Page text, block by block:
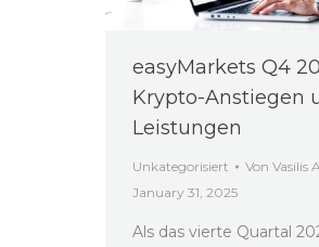
easyMarkets Q4
Krypto-Anstiegen
Leistungen
Unkategorisiert Von Vasilis
January 31, 2025
Als das vierte Quartal